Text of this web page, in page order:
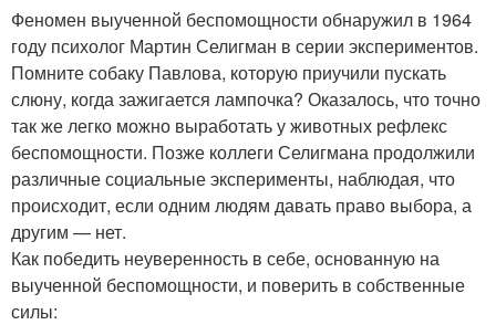
Феномен выученной беспомощности обнаружил в 1964
году психолог Мартин Селигман в серии экспериментов.
Помните собаку Павлова, которую приучили пускать
слюну, когда зажигается лампочка? Оказалось, что точно
так же легко можно выработать у животных рефлекс
беспомощности. Позже коллеги Селигмана продолжили
различные социальные эксперименты, наблюдая, что
происходит, если одним людям давать право выбора, а
другим — нет.
Как победить неуверенность в себе, основанную на
выученной беспомощности, и поверить в собственные
силы: